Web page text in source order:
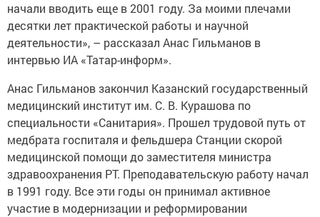
начали вводить еще в 2001 году. За моими плечами
десятки лет практической работы и научной
деятельности», – рассказал Анас Гильманов в
интервью ИА «Татар-информ».
Анас Гильманов закончил Казанский государственный
медицинский институт им. С. В. Курашова по
специальности «Санитария». Прошел трудовой путь от
медбрата госпиталя и фельдшера Станции скорой
медицинской помощи до заместителя министра
здравоохранения РТ. Преподавательскую работу начал
в 1991 году. Все эти годы он принимал активное
участие в модернизации и реформировании